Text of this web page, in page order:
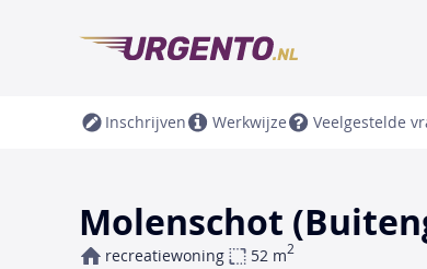
Inschrijven Werkwijze Veelgestelde
Molenschot
recreatiewoning 52 m2